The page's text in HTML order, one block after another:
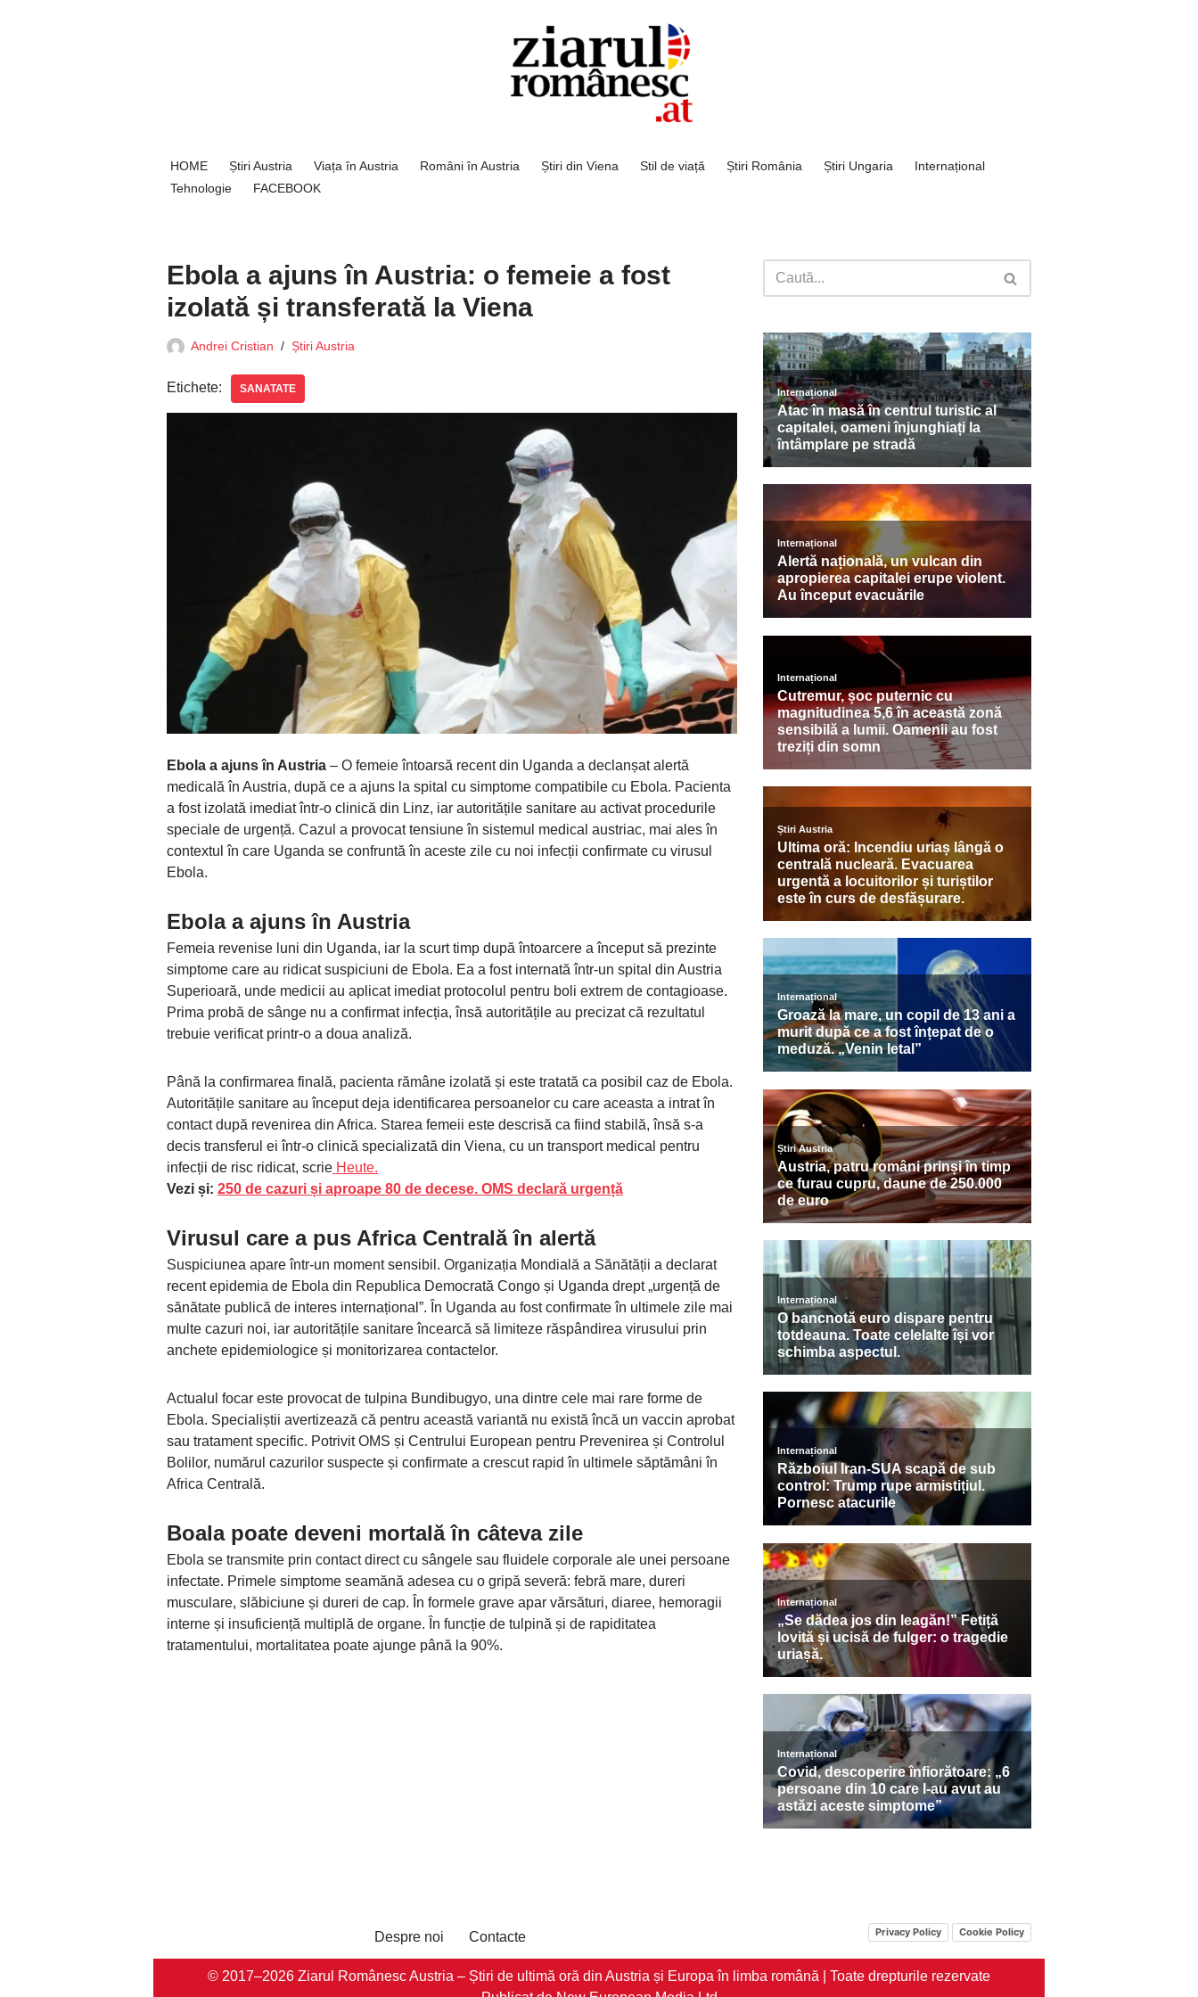
HOME Știri Austria Viața în Austria Români în Austria Știri din Viena Stil de viață Știri România Știri Ungaria
Internațional
Tehnologie
FACEBOOK
Ebola a ajuns în Austria: o femeie a fost
izolată și transferată la Viena
Andrei Cristian Știri Austria
Etichete: SANATATE
Ebola a ajuns în Austria – O femeie întoarsă recent din Uganda a declanșat alertă
medicală în Austria, după ce a ajuns la spital cu simptome compatibile cu Ebola. Pacienta
a fost izolată imediat într-o clinică din Linz, iar autoritățile sanitare au activat procedurile
speciale de urgență. Cazul a provocat tensiune în sistemul medical austriac, mai ales în
contextul în care Uganda se confruntă în aceste zile cu noi infecții confirmate cu virusul
Ebola.
Ebola a ajuns în Austria
Femeia revenise luni din Uganda, iar la scurt timp după întoarcere a început să prezinte
simptome care au ridicat suspiciuni de Ebola. Ea a fost internată într-un spital din Austria
Superioară, unde medicii au aplicat imediat protocolul pentru boli extrem de contagioase.
Prima probă de sânge nu a confirmat infecția, însă autoritățile au precizat că rezultatul
trebuie verificat printr-o a doua analiză.
Până la confirmarea finală, pacienta rămâne izolată și este tratată ca posibil caz de Ebola.
Autoritățile sanitare au început deja identificarea persoanelor cu care aceasta a intrat în
contact după revenirea din Africa. Starea femeii este descrisă ca fiind stabilă, însă s-a
decis transferul ei într-o clinică specializată din Viena, cu un transport medical pentru
infecții de risc ridicat, scrie Heute.
Vezi și: 250 de cazuri și aproape 80 de decese. OMS declară urgență
Virusul care a pus Africa Centrală în alertă
Suspiciunea apare într-un moment sensibil. Organizația Mondială a Sănătății a declarat
recent epidemia de Ebola din Republica Democrată Congo și Uganda drept „urgență de
sănătate publică de interes internațional”. În Uganda au fost confirmate în ultimele zile mai
multe cazuri noi, iar autoritățile sanitare încearcă să limiteze răspândirea virusului prin
anchete epidemiologice și monitorizarea contactelor.
Actualul focar este provocat de tulpina Bundibugyo, una dintre cele mai rare forme de
Ebola. Specialiștii avertizează că pentru această variantă nu există încă un vaccin aprobat
sau tratament specific. Potrivit OMS și Centrului European pentru Prevenirea și Controlul
Bolilor, numărul cazurilor suspecte și confirmate a crescut rapid în ultimele săptămâni în
Africa Centrală.
Boala poate deveni mortală în câteva zile
Ebola se transmite prin contact direct cu sângele sau fluidele corporale ale unei persoane
infectate. Primele simptome seamănă adesea cu o gripă severă: febră mare, dureri
musculare, slăbiciune și dureri de cap. În formele grave apar vărsături, diaree, hemoragii
interne și insuficiență multiplă de organe. În funcție de tulpină și de rapiditatea
tratamentului, mortalitatea poate ajunge până la 90%.
Despre noi Contacte Privacy Policy Cookie Policy
© 2017–2026 Ziarul Românesc Austria – Știri de ultimă oră din Austria și Europa în limba română | Toate drepturile rezervate